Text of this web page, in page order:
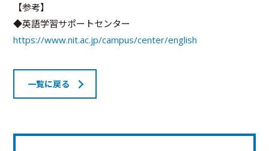
【参考】
◆英語学習サポートセンター
https://www.nit.ac.jp/campus/center/english
一覧に戻る